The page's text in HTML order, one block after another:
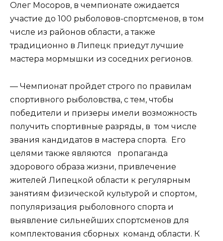
Олег Мосоров, в чемпионате ожидается
участие до 100 рыболовов-спортсменов, в том
числе из районов области, а также
традиционно в Липецк приедут лучшие
мастера мормышки из соседних регионов.
— Чемпионат пройдет строго по правилам
спортивного рыболовства, с тем, чтобы
победители и призеры имели возможность
получить спортивные разряды, в том числе
звания кандидатов в мастера спорта. Его
целями также являются пропаганда
здорового образа жизни, привлечение
жителей Липецкой области к регулярным
занятиям физической культурой и спортом,
популяризация рыболовного спорта и
выявление сильнейших спортсменов для
комплектования сборных команд области. К